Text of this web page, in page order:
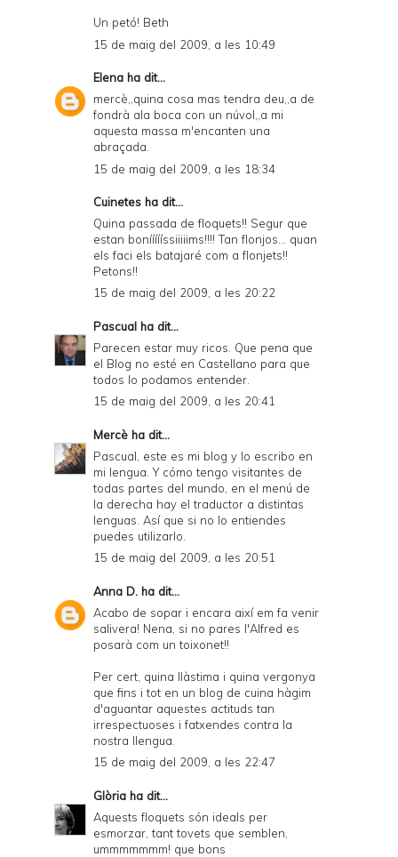
Un petó! Beth
15 de maig del 2009, a les 10:49
Elena ha dit...
mercè,,quina cosa mas tendra deu,,a de
fondrà ala boca con un núvol,,a mi
aquesta massa m'encanten una
abraçada.
15 de maig del 2009, a les 18:34
Cuinetes ha dit...
Quina passada de floquets!! Segur que
estan boníííííssiiiiims!!!! Tan flonjos... quan
els faci els batajaré com a flonjets!!
Petons!!
15 de maig del 2009, a les 20:22
Pascual ha dit...
Parecen estar muy ricos. Que pena que
el Blog no esté en Castellano para que
todos lo podamos entender.
15 de maig del 2009, a les 20:41
Mercè ha dit...
Pascual, este es mi blog y lo escribo en
mi lengua. Y cómo tengo visitantes de
todas partes del mundo, en el menú de
la derecha hay el traductor a distintas
lenguas. Así que si no lo entiendes
puedes utilizarlo.
15 de maig del 2009, a les 20:51
Anna D. ha dit...
Acabo de sopar i encara així em fa venir
salivera! Nena, si no pares l'Alfred es
posarà com un toixonet!!
Per cert, quina llàstima i quina vergonya
que fins i tot en un blog de cuina hàgim
d'aguantar aquestes actituds tan
irrespectuoses i fatxendes contra la
nostra llengua.
15 de maig del 2009, a les 22:47
Glòria ha dit...
Aquests floquets són ideals per
esmorzar, tant tovets que semblen,
ummmmmmm! que bons